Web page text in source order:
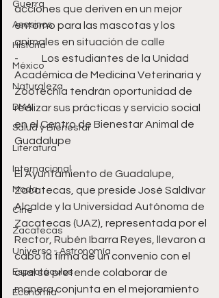
Guerra
Asesinos
Historia
México
Naturaleza
DMA
Salud y Bienestar
Literatura
Internacional
Moda
Cine
Zacatecas
Universo - Astronomía
Espectáculos
Economía
acciones que deriven en un mejor
entorno para las mascotas y los
animales en situación de calle
-	Los estudiantes de la Unidad
Académica de Medicina Veterinaria y
Zootecnia tendrán oportunidad de
realizar sus prácticas y servicio social
en el Centro de Bienestar Animal de
Guadalupe
El Ayuntamiento de Guadalupe,
Zacatecas, que preside José Saldívar
Alcalde y la Universidad Autónoma de
Zacatecas (UAZ), representada por el
Rector, Rubén Ibarra Reyes, llevaron a
cabo la firma de un convenio con el
cual se pretende colaborar de
manera conjunta en el mejoramiento